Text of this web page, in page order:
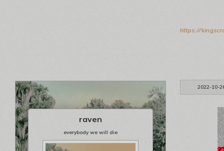
https://
2022-10-
raven
everybody we will die